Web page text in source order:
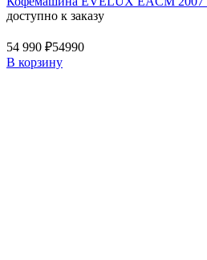
доступно к заказу
54 990 ₽54990
В корзину